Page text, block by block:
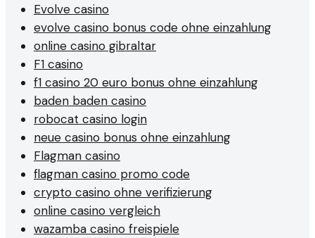
Evolve casino
evolve casino bonus code ohne einzahlung
online casino gibraltar
F1 casino
f1 casino 20 euro bonus ohne einzahlung
baden baden casino
robocat casino login
neue casino bonus ohne einzahlung
Flagman casino
flagman casino promo code
crypto casino ohne verifizierung
online casino vergleich
wazamba casino freispiele